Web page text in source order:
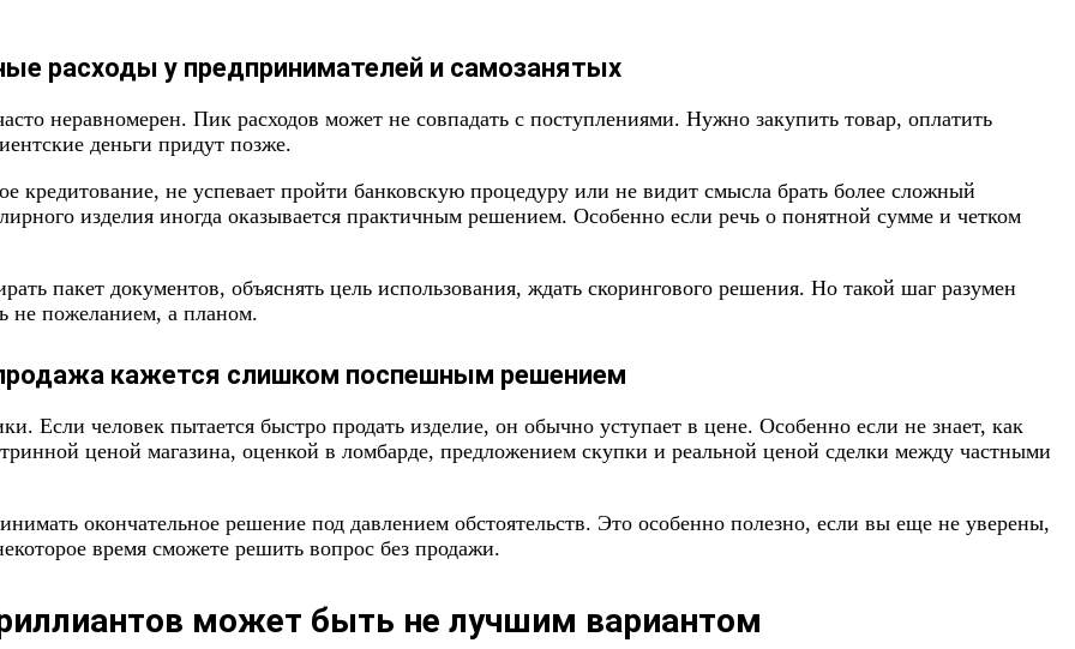
расходы у предпринимателей и самозанятых
неравномерен. Пик расходов может не совпадать с поступлениями. Нужно закупить товар, оплатить
деньги придут позже.
кредитование, не успевает пройти банковскую процедуру или не видит смысла брать более сложный
изделия иногда оказывается практичным решением. Особенно если речь о понятной сумме и четком
пакет документов, объяснять цель использования, ждать скорингового решения. Но такой шаг разумен
не пожеланием, а планом.
кажется слишком поспешным решением
Если человек пытается быстро продать изделие, он обычно уступает в цене. Особенно если не знает, как
ценой магазина, оценкой в ломбарде, предложением скупки и реальной ценой сделки между частными
окончательное решение под давлением обстоятельств. Это особенно полезно, если вы еще не уверены,
время сможете решить вопрос без продажи.
может быть не лучшим вариантом